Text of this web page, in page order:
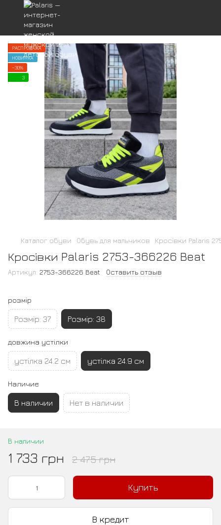
РАСПРОДАЖА
НОВИНКА
−30%
3
Каталог обуви Обувь для мальчиков Кросівки Palaris
Кросівки Palaris 2753-366226 Beat
Артикул: 2753-366226 Beat Оставить отзыв
розмір
Розмір: 37 Розмір: 38
довжина устілки
устілка 24.2 см устілка 24.9 см
Наличие
В наличии Нет в наличии
В наличии
1 733 грн 2 475 грн
Купить
В кредит